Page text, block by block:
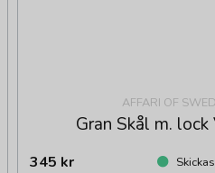
AFFARI OF
Gran Skål m.
345 kr